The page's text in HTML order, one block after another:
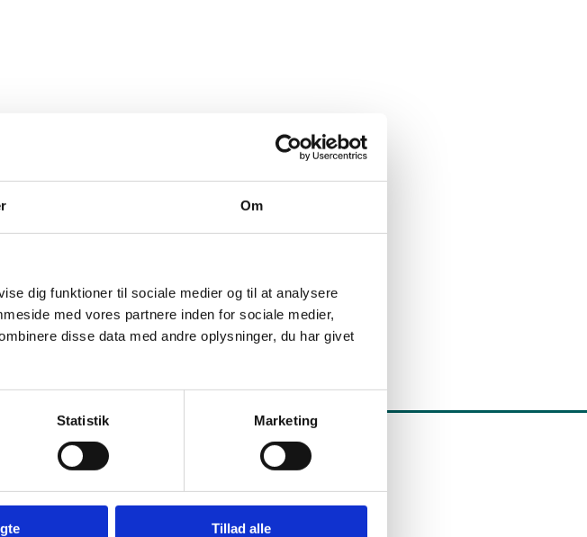
Om
dig funktioner til sociale medier og til at analysere
med vores partnere inden for sociale medier,
disse data med andre oplysninger, du har givet
Statistik Marketing
Tillad alle